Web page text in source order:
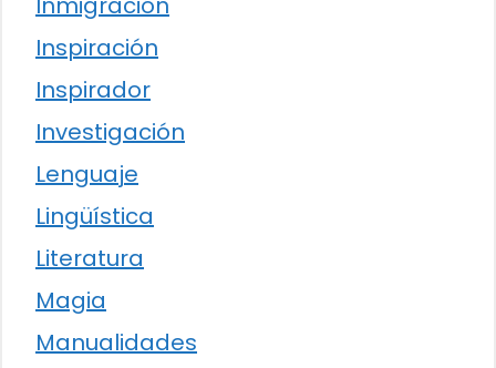
Inspiración
Inspirador
Investigación
Lenguaje
Lingüística
Literatura
Magia
Manualidades